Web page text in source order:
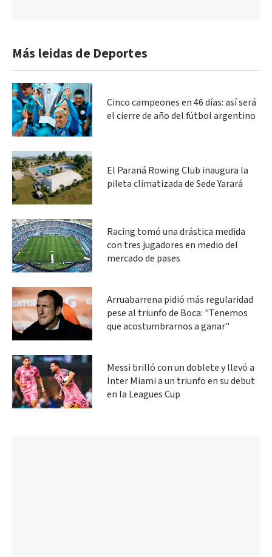
Más leidas de Deportes
Cinco campeones en 46 días: así será
el cierre de año del fútbol argentino
El Paraná Rowing Club inaugura la
pileta climatizada de Sede Yarará
Racing tomó una drástica medida
con tres jugadores en medio del
mercado de pases
Arruabarrena pidió más regularidad
pese al triunfo de Boca: "Tenemos
que acostumbrarnos a ganar"
Messi brilló con un doblete y llevó a
Inter Miami a un triunfo en su debut
en la Leagues Cup